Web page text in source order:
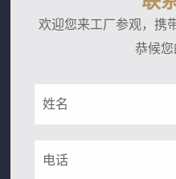
欢迎您来工厂参观，携
恭候您